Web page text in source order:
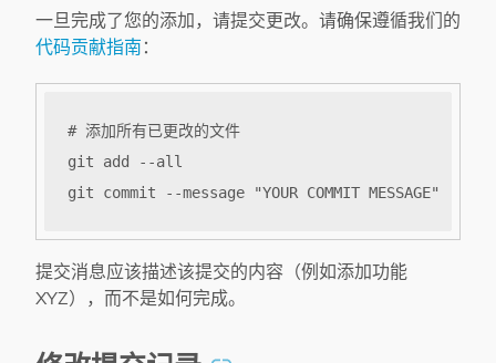
一旦完成了您的添加，请提交更改。请确保遵循我们的
代码贡献指南 ：
提交消息应该描述该提交的内容（例如添加功能
XYZ），而不是如何完成。